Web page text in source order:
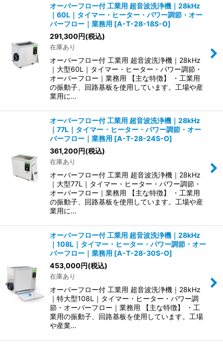
オーバーフロー付 工業用 超音波洗浄機｜28kHz
｜60L｜タイマー・ヒーター・パワー調節・オー
バーフロー｜業務用 [A-T-28-18S-O]
291,300円(税込)
在庫あり
オーバーフロー付 工業用 超音波洗浄機｜28kHz
｜大型60L｜タイマー・ヒーター・パワー調節・
オーバーフロー｜業務用 【主な特徴】 ・工業用
の振動子、回路基板を使用しています。工場や産
業用に…
オーバーフロー付 工業用 超音波洗浄機｜28kHz
｜77L｜タイマー・ヒーター・パワー調節・オー
バーフロー｜業務用 [A-T-28-24S-O]
361,200円(税込)
在庫あり
オーバーフロー付 工業用 超音波洗浄機｜28kHz
｜大型77L｜タイマー・ヒーター・パワー調節・
オーバーフロー｜業務用 【主な特徴】 ・工業用
の振動子、回路基板を使用しています。工場や産
業用に…
オーバーフロー付 工業用 超音波洗浄機｜28kHz
｜108L｜タイマー・ヒーター・パワー調節・オー
バーフロー｜業務用 [A-T-28-30S-O]
453,000円(税込)
在庫あり
オーバーフロー付 工業用 超音波洗浄機｜28kHz
｜特大型108L｜タイマー・ヒーター・パワー調
節・オーバーフロー｜業務用 【主な特徴】 ・工
業用の振動子、回路基板を使用しています。工場
や産業…